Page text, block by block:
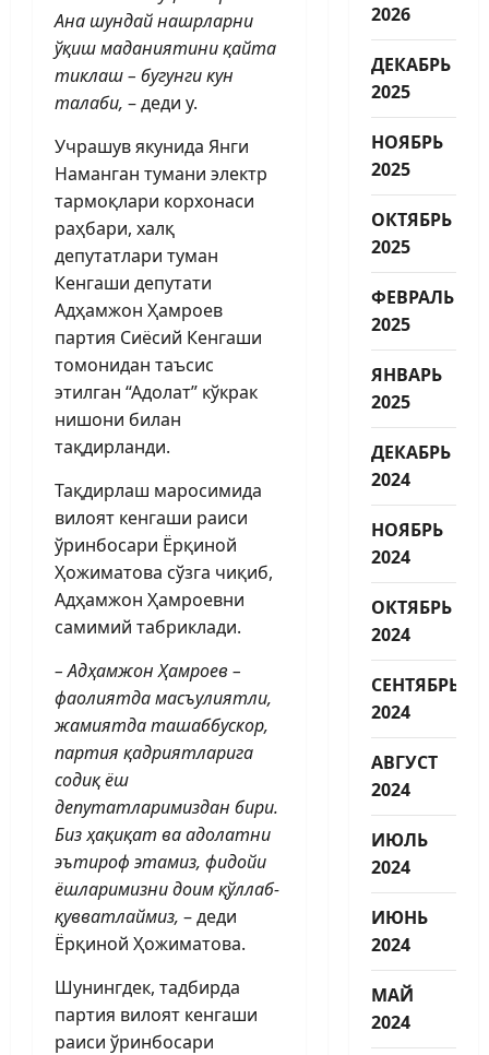
Ана шундай нашрларни
ўқиш маданиятини қайта
тиклаш – бугунги кун
талаби, – деди у.
Учрашув якунида Янги
Наманган тумани электр
тармоқлари корхонаси
раҳбари, халқ
депутатлари туман
Кенгаши депутати
Адҳамжон Ҳамроев
партия Сиёсий Кенгаши
томонидан таъсис
этилган “Адолат” кўкрак
нишони билан
тақдирланди.
Тақдирлаш маросимида
вилоят кенгаши раиси
ўринбосари Ёрқиной
Ҳожи­матова сўзга чиқиб,
Адҳамжон Ҳамроевни
самимий табриклади.
– Адҳамжон Ҳамроев –
фаолиятда масъулиятли,
жамиятда ташаббускор,
партия қадриятларига
содиқ ёш
депутатларимиздан бири.
Биз ҳақиқат ва адолатни
эътироф этамиз, фидойи
ёшларимизни доим қўллаб-
қувватлаймиз, – деди
Ёрқиной Ҳожиматова.
Шунингдек, тадбирда
партия вилоят кенгаши
раиси ўринбосари
2026
ДЕКАБРЬ
2025
НОЯБРЬ
2025
ОКТЯБРЬ
2025
ФЕВРАЛЬ
2025
ЯНВАРЬ
2025
ДЕКАБРЬ
2024
НОЯБРЬ
2024
ОКТЯБРЬ
2024
СЕНТЯБРЬ
2024
АВГУСТ
2024
ИЮЛЬ
2024
ИЮНЬ
2024
МАЙ
2024